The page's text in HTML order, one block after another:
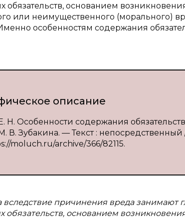
обязательств, основанием
или неимущественного (морального)
Именно особенностям содержания
описание
Н. Особенности содержания
В. Зубакина. — Текст :
moluch.ru/archive/366/82115.
вследствие причинения вреда
обязательств, основанием